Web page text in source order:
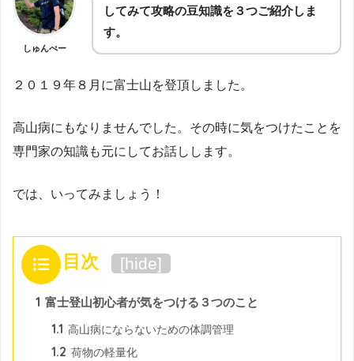
しゅんぺー
してみて攻略の豆知識を３つご紹介しま
す。
２０１９年８月に富士山を登頂しました。
高山病にもなりませんでした。その時に気をつけたことを
専門家の知識も元にしてお話しします。
では、いってみましょう！
目次 [hide]
1 富士登山初心者が気をつける３つのこと
1.1 高山病にならないための体調管理
1.2 荷物の軽量化